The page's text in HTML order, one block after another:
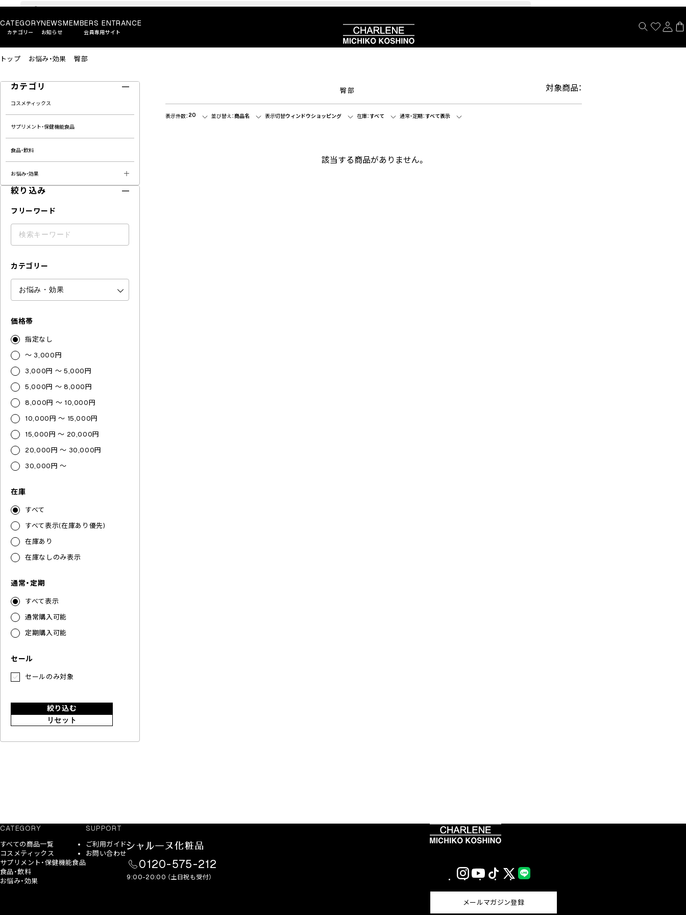
CATEGORY
カテゴリー
NEWS
お知らせ
MEMBERS ENTRANCE
会員専用サイト
トップ お悩み・効果 臀部
カテゴリ
コスメティックス
サプリメント・保健機能食品
食品・飲料
お悩み・効果
絞り込み
フリーワード
カテゴリー
価格帯
指定なし
～ 3,000円
3,000円 ～ 5,000円
5,000円 ～ 8,000円
8,000円 ～ 10,000円
10,000円 ～ 15,000円
15,000円 ～ 20,000円
20,000円 ～ 30,000円
30,000円 ～
在庫
すべて
すべて表示(在庫あり優先)
在庫あり
在庫なしのみ表示
通常・定期
すべて表示
通常購入可能
定期購入可能
セール
セールのみ対象
絞り込む
リセット
臀部 対象商品：
表示件数： 20 並び替え：商品名 表示切替ウィンドウショッピング 在庫：すべて 通常・定期：すべて表示
該当する商品がありません。
CATEGORY
すべての商品一覧
コスメティックス
サプリメント・保健機能食品
食品・飲料
お悩み・効果
SUPPORT
ご利用ガイド
お問い合わせ
0120-575-212
9:00-20:00 （土日祝も受付）
InstagramYouTubeTikTok X
(Twitter)
メールマガジン登録